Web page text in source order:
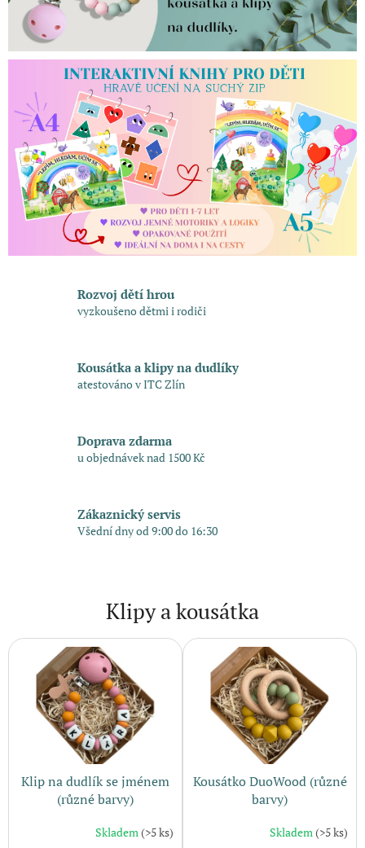
Rozvoj dětí hrou
vyzkoušeno dětmi i rodiči
Kousátka a klipy na dudlíky
atestováno v ITC Zlín
Doprava zdarma
u objednávek nad 1500 Kč
Zákaznický servis
Všední dny od 9:00 do 16:30
Klipy a kousátka
Klip na dudlík se jménem
(různé barvy)
Skladem(>5 ks)
Kousátko DuoWood (různé
barvy)
Skladem(>5 ks)